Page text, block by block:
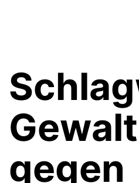
Gewalt
gegen